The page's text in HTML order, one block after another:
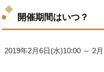
開催期間はいつ？
2019年2月6日(水)10:00 ～ 2